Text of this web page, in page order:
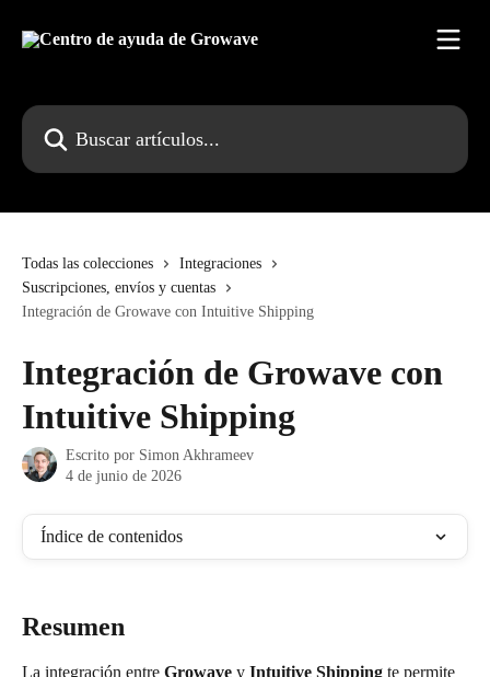
Buscar artículos...
Todas las colecciones
Integraciones
Suscripciones, envíos y cuentas
Integración de Growave con Intuitive Shipping
Integración de Growave con
Intuitive Shipping
Escrito por Simon Akhrameev
4 de junio de 2026
Índice de contenidos
Resumen
La integración entre Growave y Intuitive Shipping te permite